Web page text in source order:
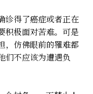
诊得了癌症或者正在
积极面对苦难。可是
，仿佛眼前的罹难都
们不应该为遭遇负